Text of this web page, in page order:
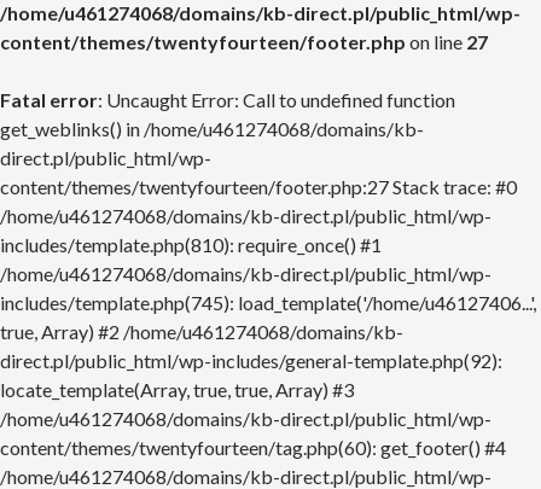
/home/u461274068/domains/kb-direct.pl/public_html/wp-
content/themes/twentyfourteen/footer.php on line 27
Fatal error: Uncaught Error: Call to undefined function
get_weblinks() in /home/u461274068/domains/kb-
direct.pl/public_html/wp-
content/themes/twentyfourteen/footer.php:27 Stack trace: #0
/home/u461274068/domains/kb-direct.pl/public_html/wp-
includes/template.php(810): require_once() #1
/home/u461274068/domains/kb-direct.pl/public_html/wp-
includes/template.php(745): load_template('/home/u46127406...',
true, Array) #2 /home/u461274068/domains/kb-
direct.pl/public_html/wp-includes/general-template.php(92):
locate_template(Array, true, true, Array) #3
/home/u461274068/domains/kb-direct.pl/public_html/wp-
content/themes/twentyfourteen/tag.php(60): get_footer() #4
/home/u461274068/domains/kb-direct.pl/public_html/wp-